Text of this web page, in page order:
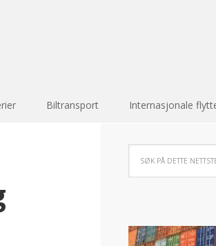
Biltransport Internasjonale